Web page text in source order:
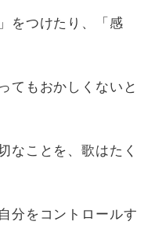
をつけたり、「感
てもおかしくないと
なことを、歌はたく
分をコントロールす